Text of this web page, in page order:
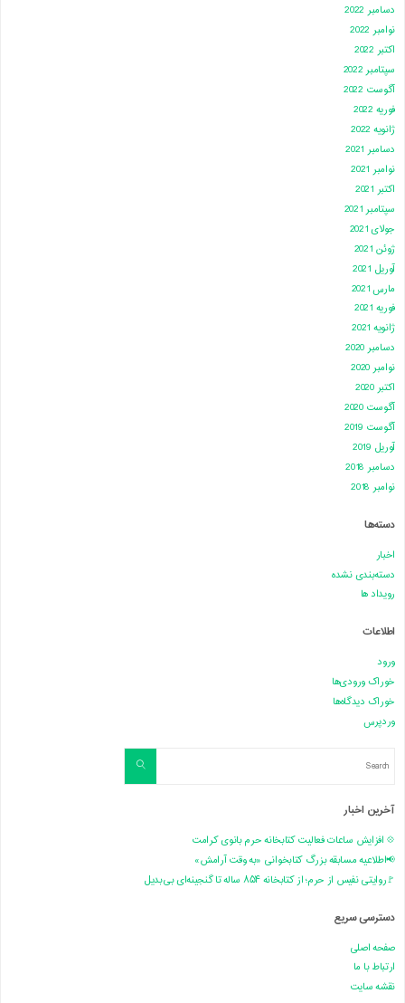
دسامبر 2022
نوامبر 2022
اکتبر 2022
سپتامبر 2022
آگوست 2022
فوریه 2022
ژانویه 2022
دسامبر 2021
نوامبر 2021
اکتبر 2021
سپتامبر 2021
جولای 2021
ژوئن 2021
آوریل 2021
مارس 2021
فوریه 2021
ژانویه 2021
دسامبر 2020
نوامبر 2020
اکتبر 2020
آگوست 2020
آگوست 2019
آوریل 2019
دسامبر 2018
نوامبر 2018
دسته‌ها
اخبار
دسته‌بندی نشده
رویداد ها
اطلاعات
ورود
خوراک ورودی‌ها
خوراک دیدگاه‌ها
وردپرس
Search
آخرین اخبار
💠 افزایش ساعات فعالیت کتابخانه حرم بانوی کرامت
📢اطلاعیه مسابقه بزرگ کتابخوانی «به وقت آرامش»
🚩روایتی نفیس از حرم؛ از کتابخانه ۸۵۴ ساله تا گنجینه‌ای بی‌بدیل
دسترسی سریع
صفحه اصلی
ارتباط با ما
نقشه سایت